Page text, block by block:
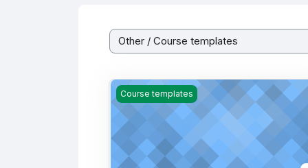
Kurs Kategorileri
Mall (2025)
Course templates